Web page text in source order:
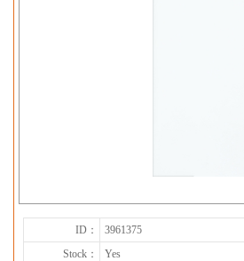
ID： 3961375
Stock：
Yes